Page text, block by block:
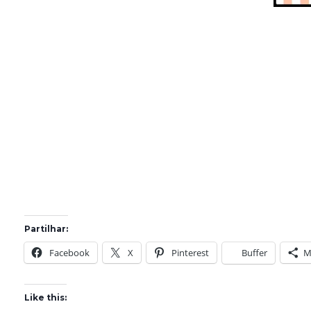
Partilhar:
Facebook X Pinterest Buffer
Like this: